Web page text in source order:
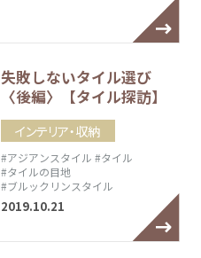
失敗しないタイル選び
〈後編〉【タイル探訪】
インテリア・収納
#アジアンスタイル #タイル
#タイルの目地
#ブルックリンスタイル
2019.10.21